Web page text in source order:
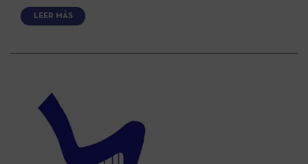
LEER MÁS